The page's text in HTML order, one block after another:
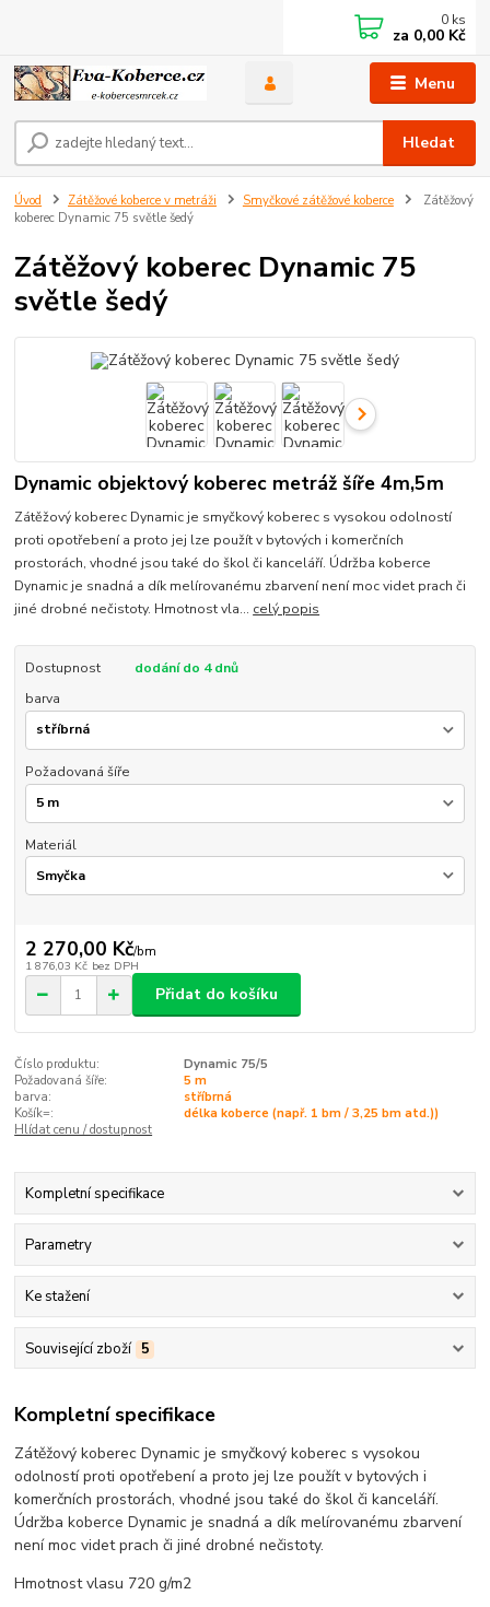
Menu
Hledat
0 ks
za 0,00 Kč
Úvod Zátěžové koberce v metráži Smyčkové zátěžové koberce
Zátěžový
koberec Dynamic 75 světle šedý
Zátěžový koberec Dynamic 75
světle šedý
Dynamic objektový koberec metráž šíře 4m,5m
Zátěžový koberec Dynamic je smyčkový koberec s vysokou odolností
proti opotřebení a proto jej lze použít v bytových i komerčních
prostorách, vhodné jsou také do škol či kanceláří. Údržba koberce
Dynamic je snadná a dík melírovanému zbarvení není moc videt prach či
jiné drobné nečistoty. Hmotnost vla... celý popis
Dostupnost
dodání do 4 dnů
barva
Požadovaná šíře
Materiál
2 270,00 Kč/bm
1 876,03 Kč bez DPH
Přidat do košíku
Číslo produktu:
Dynamic 75/5
Požadovaná šíře:
5 m
barva:
stříbrná
Košík=:
délka koberce (např. 1 bm / 3,25 bm atd.))
Hlídat cenu / dostupnost
Kompletní specifikace
Parametry
Ke stažení
Související zboží 5
Kompletní specifikace
Zátěžový koberec Dynamic je smyčkový koberec s vysokou
odolností proti opotřebení a proto jej lze použít v bytových i
komerčních prostorách, vhodné jsou také do škol či kanceláří.
Údržba koberce Dynamic je snadná a dík melírovanému zbarvení
není moc videt prach či jiné drobné nečistoty.
Hmotnost vlasu 720 g/m2